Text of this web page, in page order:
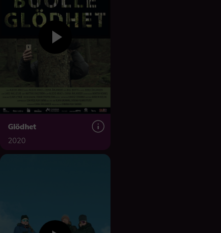
Glödhet
2020